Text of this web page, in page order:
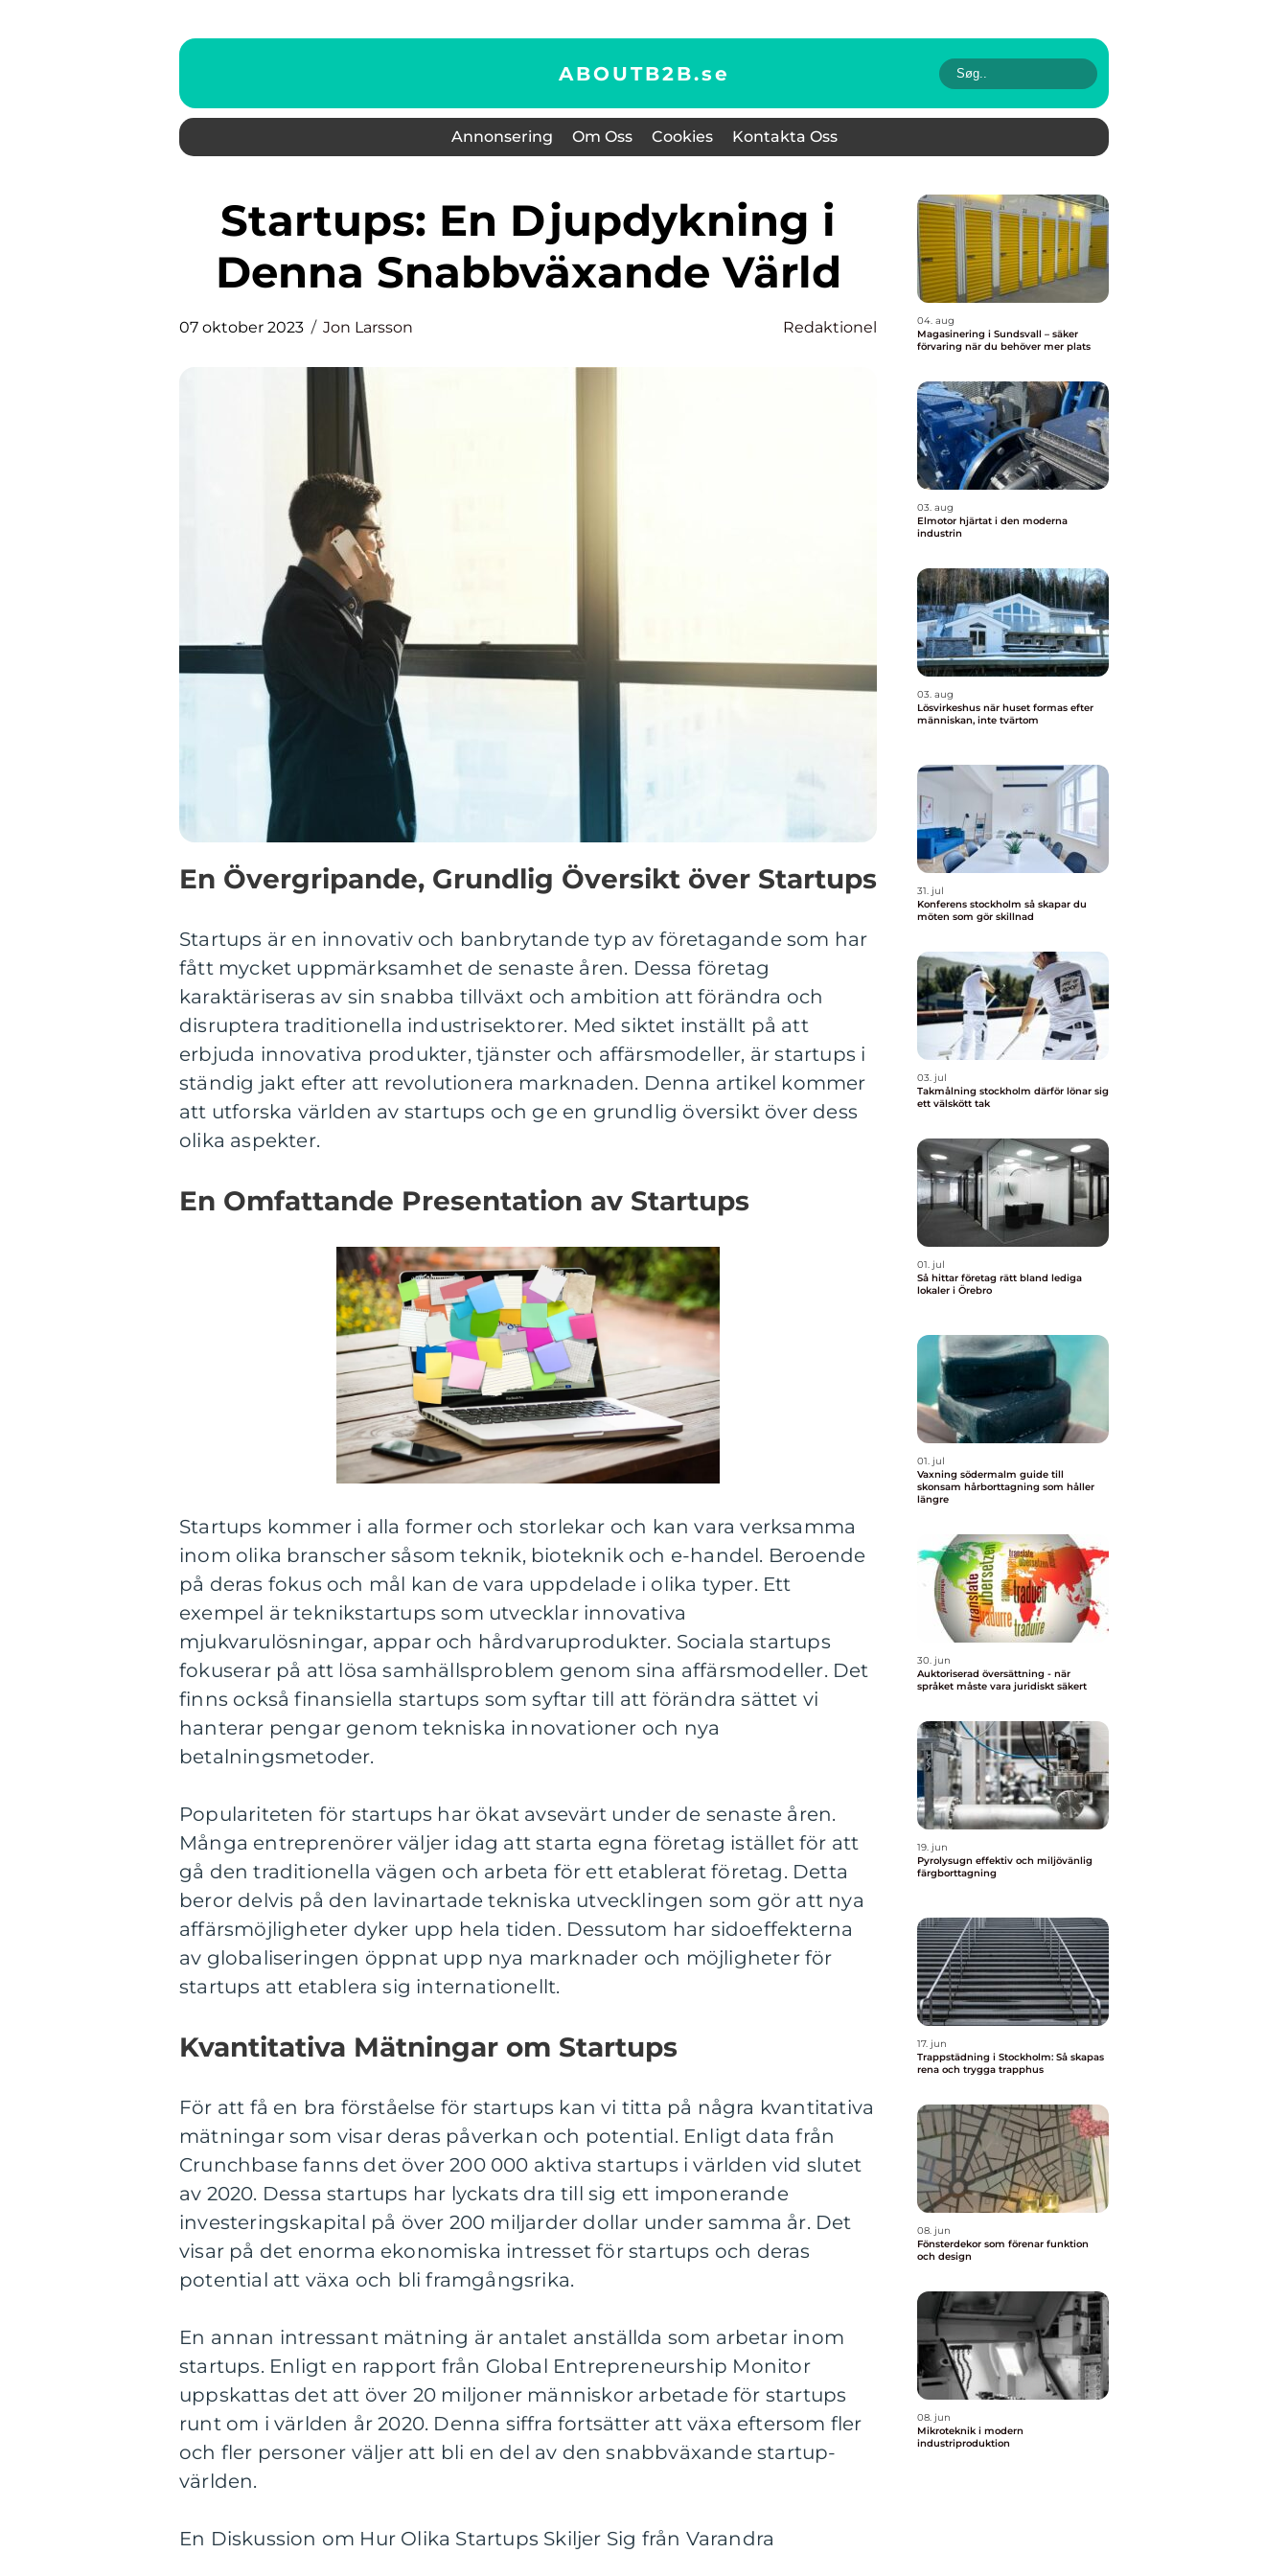
ABOUTB2B.se
Annonsering Om Oss Cookies Kontakta Oss
Startups: En Djupdykning i
Denna Snabbväxande Värld
07 oktober 2023 Jon Larsson Redaktionel
En Övergripande, Grundlig Översikt över Startups
Startups är en innovativ och banbrytande typ av företagande som har
fått mycket uppmärksamhet de senaste åren. Dessa företag
karaktäriseras av sin snabba tillväxt och ambition att förändra och
disruptera traditionella industrisektorer. Med siktet inställt på att
erbjuda innovativa produkter, tjänster och affärsmodeller, är startups i
ständig jakt efter att revolutionera marknaden. Denna artikel kommer
att utforska världen av startups och ge en grundlig översikt över dess
olika aspekter.
En Omfattande Presentation av Startups
Startups kommer i alla former och storlekar och kan vara verksamma
inom olika branscher såsom teknik, bioteknik och e-handel. Beroende
på deras fokus och mål kan de vara uppdelade i olika typer. Ett
exempel är teknikstartups som utvecklar innovativa
mjukvarulösningar, appar och hårdvaruprodukter. Sociala startups
fokuserar på att lösa samhällsproblem genom sina affärsmodeller. Det
finns också finansiella startups som syftar till att förändra sättet vi
hanterar pengar genom tekniska innovationer och nya
betalningsmetoder.
Populariteten för startups har ökat avsevärt under de senaste åren.
Många entreprenörer väljer idag att starta egna företag istället för att
gå den traditionella vägen och arbeta för ett etablerat företag. Detta
beror delvis på den lavinartade tekniska utvecklingen som gör att nya
affärsmöjligheter dyker upp hela tiden. Dessutom har sidoeffekterna
av globaliseringen öppnat upp nya marknader och möjligheter för
startups att etablera sig internationellt.
Kvantitativa Mätningar om Startups
För att få en bra förståelse för startups kan vi titta på några kvantitativa
mätningar som visar deras påverkan och potential. Enligt data från
Crunchbase fanns det över 200 000 aktiva startups i världen vid slutet
av 2020. Dessa startups har lyckats dra till sig ett imponerande
investeringskapital på över 200 miljarder dollar under samma år. Det
visar på det enorma ekonomiska intresset för startups och deras
potential att växa och bli framgångsrika.
En annan intressant mätning är antalet anställda som arbetar inom
startups. Enligt en rapport från Global Entrepreneurship Monitor
uppskattas det att över 20 miljoner människor arbetade för startups
runt om i världen år 2020. Denna siffra fortsätter att växa eftersom fler
och fler personer väljer att bli en del av den snabbväxande startup-
världen.
En Diskussion om Hur Olika Startups Skiljer Sig från Varandra
04. aug
Magasinering i Sundsvall – säker
förvaring när du behöver mer plats
03. aug
Elmotor hjärtat i den moderna
industrin
03. aug
Lösvirkeshus när huset formas efter
människan, inte tvärtom
31. jul
Konferens stockholm så skapar du
möten som gör skillnad
03. jul
Takmålning stockholm därför lönar sig
ett välskött tak
01. jul
Så hittar företag rätt bland lediga
lokaler i Örebro
01. jul
Vaxning södermalm guide till
skonsam hårborttagning som håller
längre
30. jun
Auktoriserad översättning - när
språket måste vara juridiskt säkert
19. jun
Pyrolysugn effektiv och miljövänlig
färgborttagning
17. jun
Trappstädning i Stockholm: Så skapas
rena och trygga trapphus
08. jun
Fönsterdekor som förenar funktion
och design
08. jun
Mikroteknik i modern
industriproduktion